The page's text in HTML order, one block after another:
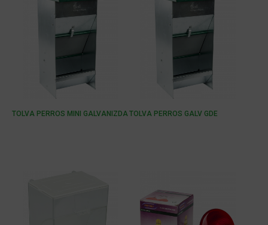
TOLVA PERROS MINI GALVANIZDA TOLVA PERROS GALV GDE